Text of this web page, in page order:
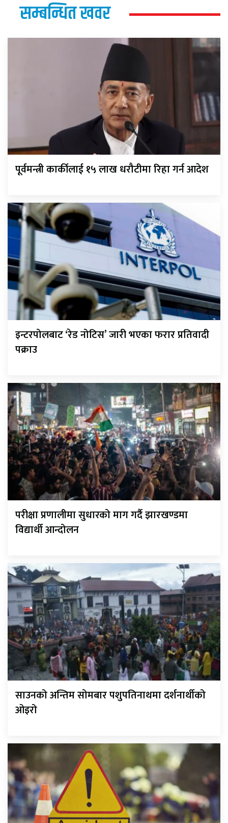
सम्बन्धित खवर
पूर्वमन्त्री कार्कीलाई १५ लाख धरौटीमा रिहा गर्न आदेश
इन्टरपोलबाट ‘रेड नोटिस’ जारी भएका फरार प्रतिवादी
पक्राउ
परीक्षा प्रणालीमा सुधारको माग गर्दै झारखण्डमा
विद्यार्थी आन्दोलन
साउनको अन्तिम सोमबार पशुपतिनाथमा दर्शनार्थीको
ओइरो